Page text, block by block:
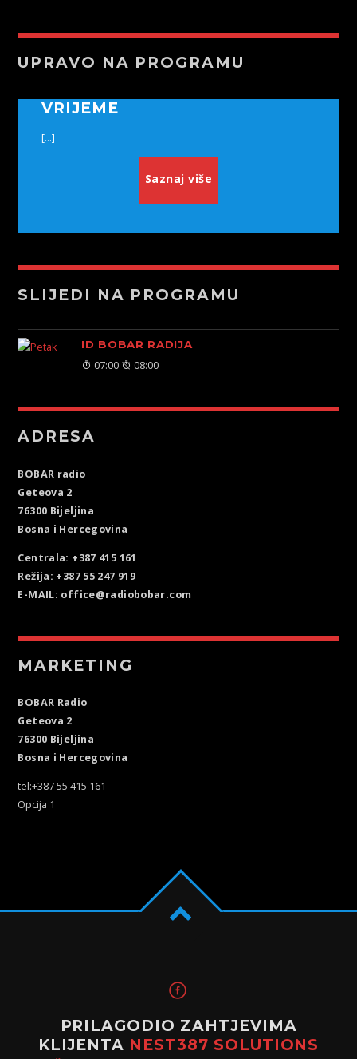
UPRAVO NA PROGRAMU
VRIJEME
[...]
Saznaj više
SLIJEDI NA PROGRAMU
ID BOBAR RADIJA
07:00 08:00
ADRESA
BOBAR radio
Geteova 2
76300 Bijeljina
Bosna i Hercegovina
Centrala: +387 415 161
Režija: +387 55 247 919
E-MAIL: office@radiobobar.com
MARKETING
BOBAR Radio
Geteova 2
76300 Bijeljina
Bosna i Hercegovina
tel:+387 55 415 161
Opcija 1
PRILAGODIO ZAHTJEVIMA
KLIJENTA NEST387 SOLUTIONS